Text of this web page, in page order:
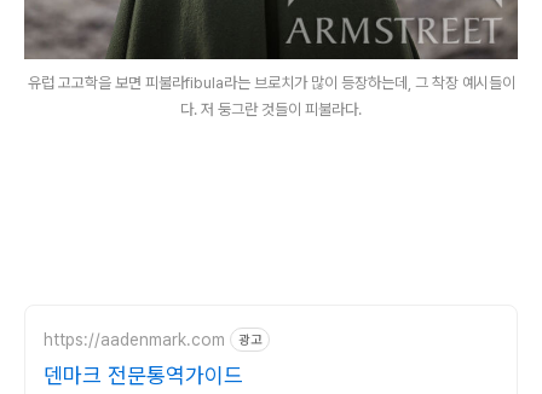
유럽 고고학을 보면 피불라fibula라는 브로치가 많이 등장하는데, 그 착장 예시들이
다. 저 둥그란 것들이 피불라다.
https://aadenmark.com 광고
덴마크 전문통역가이드